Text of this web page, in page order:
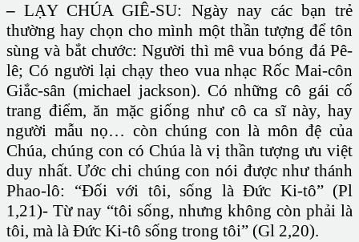
–LẠY CHÚA GIÊ-SU: Ngày nay các bạn trẻ
thường hay chọn cho mình một thần tượng để tôn
sùng và bắt chước: Người thì mê vua bóng đá Pê-
lê; Có người lại chạy theo vua nhạc Rốc Mai-côn
Giắc-sân (michael jackson). Có những cô gái cố
trang điểm, ăn mặc giống như cô ca sĩ này, hay
người mẫu nọ… còn chúng con là môn đệ của
Chúa, chúng con có Chúa là vị thần tượng ưu việt
duy nhất. Ước chi chúng con nói được như thánh
Phao-lô: “Đối với tôi, sống là Đức Ki-tô” (Pl
1,21)- Từ nay “tôi sống, nhưng không còn phải là
tôi, mà là Đức Ki-tô sống trong tôi” (Gl 2,20).